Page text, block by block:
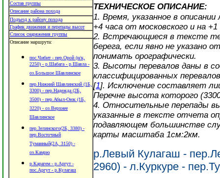
Состав группы
Описание района похода
Подъезд к району похода
График движения и перепады высот
Список снаряжения группы
Описание маршрута:
пос.Чибит - пер.Орой (н/к,
2250) - р.Шабага - р.Шавла -
оз.Большое Шавлинское
пер.Нижний Шавлинский (1Б,
3300) - пер.Надежда (2Б,
3500) - пер.Абыл-Оюк (1Б,
3220) - оз.Верхнее
Шавлинское
пер.Зелинского(2Б, 3380) -
пер.Восточный
Туманный(2А, 3150) -
оз.Камрю
р.Карагем - р.Аргут -
пос.Аргут - р.Кулагаш
ТЕХНИЧЕСКОЕ ОПИСАНИЕ:
1. Время, указанное в
+4 часа от московского и на
2. Встречающиеся в тексте
берега, если явно не указано
понимать орографически.
3. Высоты перевалов даны в
классифицированных
[1]. Исключение составляет
Перечне высота которого
4. Относительные перепады
указанные в тексте отчета
подавляющем большинстве
карты масштаба 1см:2км.
р.Левый Кулагаш -
2960) - л.Куркуре -